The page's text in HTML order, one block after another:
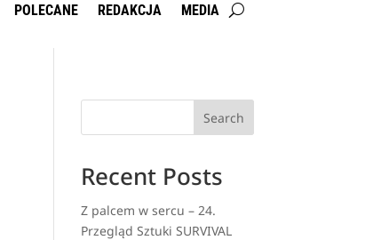
POLECANE REDAKCJA MEDIA
Search
Recent Posts
Z palcem w sercu – 24.
Przegląd Sztuki SURVIVAL